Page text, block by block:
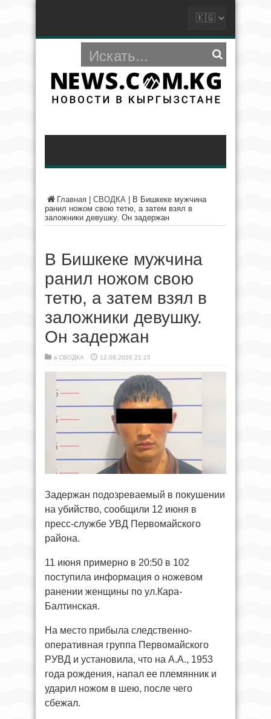
Главная СВОДКА
В Бишкеке мужчина
ранил ножом свою тетю, а затем взял в
заложники девушку. Он задержан
В Бишкеке мужчина
ранил ножом свою
тетю, а затем взял в
заложники девушку.
Он задержан
в СВОДКА 12.06.2026 21:15
Задержан подозреваемый в покушении
на убийство, сообщили 12 июня в
пресс-службе УВД Первомайского
района.
11 июня примерно в 20:50 в 102
поступила информация о ножевом
ранении женщины по ул.Кара-
Балтинская.
На место прибыла следственно-
оперативная группа Первомайского
РУВД и установила, что на А.А., 1953
года рождения, напал ее племянник и
ударил ножом в шею, после чего
сбежал.